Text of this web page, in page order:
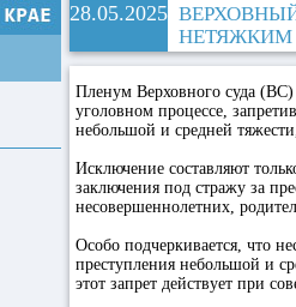
28.05.2025
НЕТЯЖКИМ
Пленум Верховного суда
уголовном процессе,
небольшой и средней
Исключение составляют
заключения под стражу за
несовершеннолетних,
Особо подчеркивается, что
преступления небольшой и
этот запрет действует при